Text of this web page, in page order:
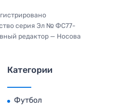
серия Эл № ФС77-
редактор — Носова
Категории
Футбол